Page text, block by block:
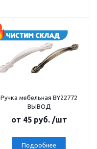
Ручка мебельная BY22772
ВЫВОД
от 45 руб. /шт
Подробнее